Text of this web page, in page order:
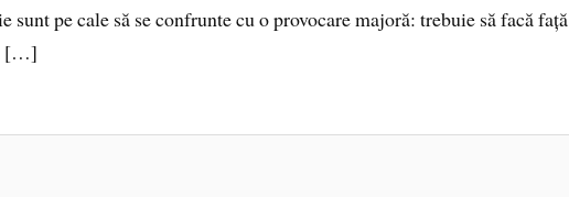
sunt pe cale să se confrunte cu o provocare majoră: trebuie să facă față
[…]